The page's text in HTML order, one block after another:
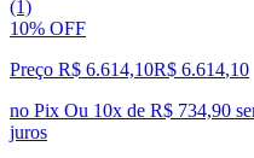
(1)
10% OFF
Preço R$ 6.614,10R$ 6.614,10
no Pix Ou 10x de R$ 734,90
juros